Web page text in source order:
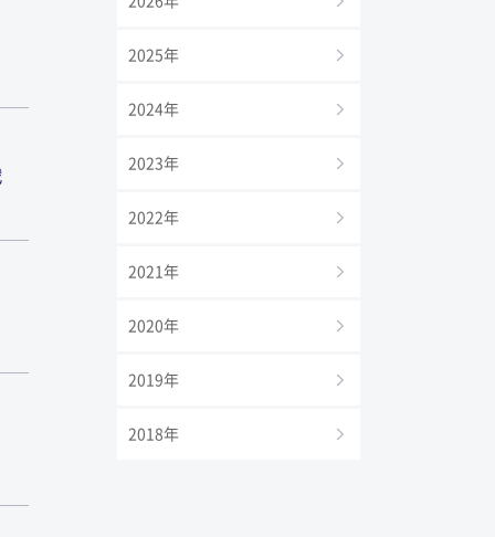
2025年
2024年
2023年
2022年
2021年
2020年
2019年
2018年